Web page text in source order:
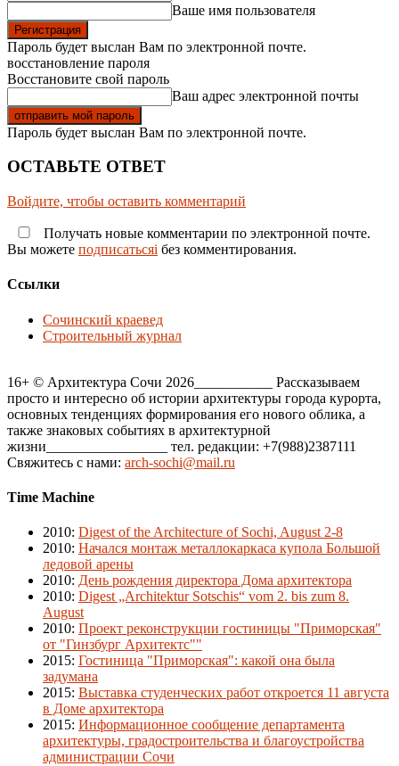
Ваше имя пользователя
Пароль будет выслан Вам по электронной почте.
восстановление пароля
Восстановите свой пароль
Ваш адрес электронной почты
Пароль будет выслан Вам по электронной почте.
ОСТАВЬТЕ ОТВЕТ
Войдите, чтобы оставить комментарий
Получать новые комментарии по электронной почте.
Вы можете подписатьсяi без комментирования.
Ссылки
Сочинский краевед
Строительный журнал
16+ © Архитектура Сочи 2026___________ Рассказываем
просто и интересно об истории архитектуры города курорта,
основных тенденциях формирования его нового облика, а
также знаковых событиях в архитектурной
жизни_________________ тел. редакции: +7(988)2387111
Свяжитесь с нами: arch-sochi@mail.ru
Time Machine
2010: Digest of the Architecture of Sochi, August 2-8
2010: Начался монтаж металлокаркаса купола Большой
ледовой арены
2010: День рождения директора Дома архитектора
2010: Digest „Architektur Sotschis“ vom 2. bis zum 8.
August
2010: Проект реконструкции гостиницы "Приморская"
от "Гинзбург Архитектс""
2015: Гостиница "Приморская": какой она была
задумана
2015: Выставка студенческих работ откроется 11 августа
в Доме архитектора
2015: Информационное сообщение департамента
архитектуры, градостроительства и благоустройства
администрации Сочи